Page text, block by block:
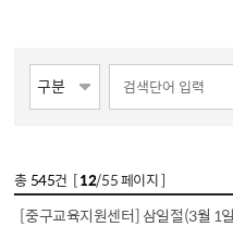
총 545건 [12/55 페이지 ]
[중구교육지원센터] 삼일절(3월 1